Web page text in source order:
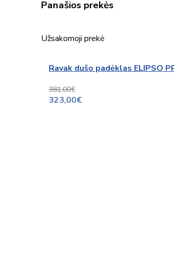
Panašios prekės
Užsakomoji prekė
Ravak dušo padėklas ELIPSO
381,00€
323,00€